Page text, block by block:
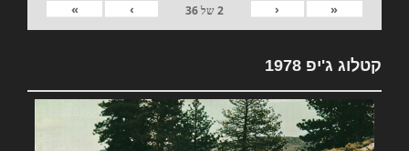
«
‹
2של36
›
»
קטלוג ג'יפ 1978